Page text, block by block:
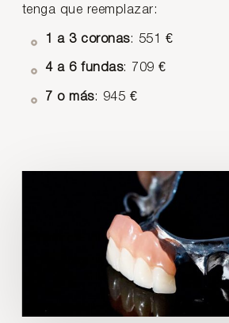
tenga que reemplazar:
1 a 3 coronas: 551 €
4 a 6 fundas: 709 €
7 o más: 945 €